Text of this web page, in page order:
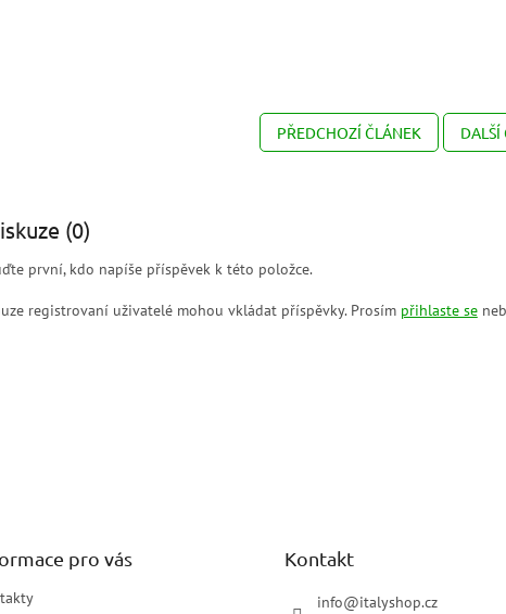
PŘEDCHOZÍ ČLÁNEK DALŠÍ
(0)
první, kdo napíše příspěvek k této položce.
registrovaní uživatelé mohou vkládat příspěvky. Prosím přihlaste se
pro vás Kontakt
info@italyshop.cz